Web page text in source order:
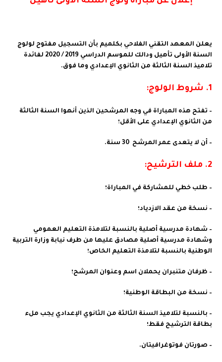
يعلن المعهد التقني الفلاحي بكلميم بأن التسجيل مفتوح لولوج
السنة الأولى تأهيل ودالك للموسم الدراسي 2019 / 2020 لفائدة
تلاميذ السنة الثالثة من الثانوي الإعدادي وما فوق.
1. شروط الولوج:
– تفتح هذه المباراة في وجه المرشحين الذين أنهوا السنة الثالثة
من الثانوي الإعدادي على الأقل؛
– أن لا يتعدى عمر المرشح 30 سنة.
2. ملف الترشيح:
– طلب خطي للمشاركة في المباراة؛
– نسخة من عقد الازدياد؛
– شهادة مدرسية أصلية بالنسبة لتلامذة التعليم العمومي
وشهادة مدرسية أصلية مصادق عليها من طرف نيابة وزارة التربية
الوطنية بالنسبة لتلامذة التعليم الخاص؛
– ظرفان متنبران يحملان اسم وعنوان المرشح؛
– نسخة من البطاقة الوطنية؛
– بالنسبة لتلاميذ السنة الثالثة من الثانوي الإعدادي يجب ملء
بطاقة الترشيح فقط؛
– صورتان فوتوغرافيتان.